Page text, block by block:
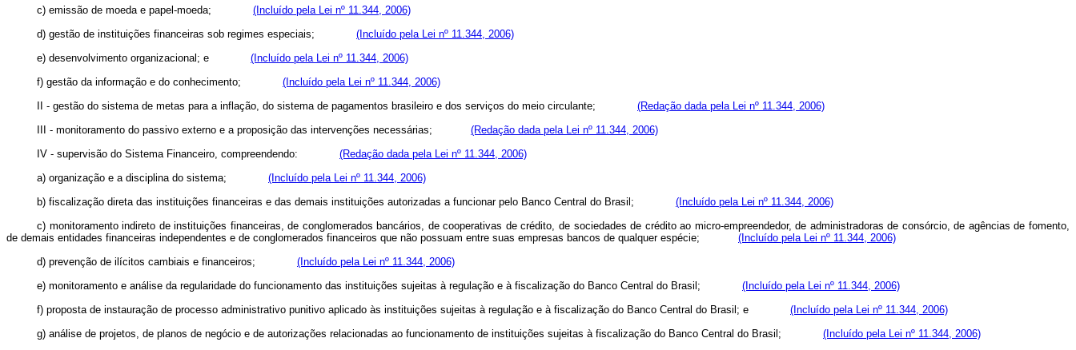
c) emissão de moeda e papel-moeda; (Incluído pela Lei nº 11.344, 2006)
d) gestão de instituições financeiras sob regimes especiais; (Incluído pela Lei nº 11.344, 2006)
e) desenvolvimento organizacional; e (Incluído pela Lei nº 11.344, 2006)
f) gestão da informação e do conhecimento; (Incluído pela Lei nº 11.344, 2006)
II - gestão do sistema de metas para a inflação, do sistema de pagamentos brasileiro e dos serviços do meio circulante; (Redação dada pela Lei nº 11.344, 2006)
III - monitoramento do passivo externo e a proposição das intervenções necessárias; (Redação dada pela Lei nº 11.344, 2006)
IV - supervisão do Sistema Financeiro, compreendendo: (Redação dada pela Lei nº 11.344, 2006)
a) organização e a disciplina do sistema; (Incluído pela Lei nº 11.344, 2006)
b) fiscalização direta das instituições financeiras e das demais instituições autorizadas a funcionar pelo Banco Central do Brasil; (Incluído pela Lei nº 11.344, 2006)
c) monitoramento indireto de instituições financeiras, de conglomerados bancários, de cooperativas de crédito, de sociedades de crédito ao micro-empreendedor, de administradoras de consórcio, de agências de fomento,
de demais entidades financeiras independentes e de conglomerados financeiros que não possuam entre suas empresas bancos de qualquer espécie; (Incluído pela Lei nº 11.344, 2006)
d) prevenção de ilícitos cambiais e financeiros; (Incluído pela Lei nº 11.344, 2006)
e) monitoramento e análise da regularidade do funcionamento das instituições sujeitas à regulação e à fiscalização do Banco Central do Brasil; (Incluído pela Lei nº 11.344, 2006)
f) proposta de instauração de processo administrativo punitivo aplicado às instituições sujeitas à regulação e à fiscalização do Banco Central do Brasil; e (Incluído pela Lei nº 11.344, 2006)
g) análise de projetos, de planos de negócio e de autorizações relacionadas ao funcionamento de instituições sujeitas à fiscalização do Banco Central do Brasil; (Incluído pela Lei nº 11.344, 2006)